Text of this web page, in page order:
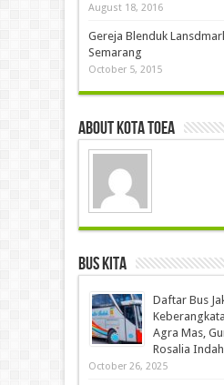
August 18, 2016
Gereja Blenduk
Semarang
October 5, 2015
About Kota Toea
Bus Kita
Daftar Bus
Agra Mas,
Rosalia
October 26, 2025